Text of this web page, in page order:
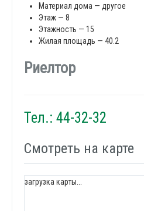
Материал дома — другое
Этаж — 8
Этажность — 15
Жилая площадь — 40.2
Риелтор
Тел.: 44-32-32
Смотреть на карте
загрузка карты...